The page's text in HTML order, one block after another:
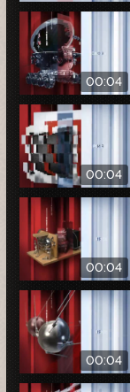
00:04
00:04
00:04
00:04